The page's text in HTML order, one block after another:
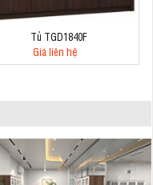
Tủ TGD1840F
Giá liên hệ